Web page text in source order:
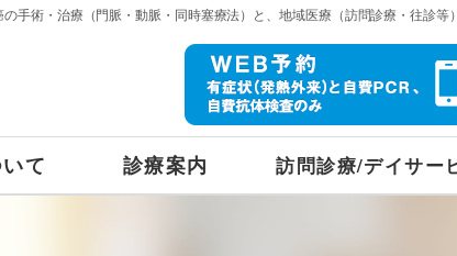
手術・治療（門脈・動脈・同時塞療法）と、地域医療（訪問診療・往診等
て 診療案内 訪問診療/デイサー